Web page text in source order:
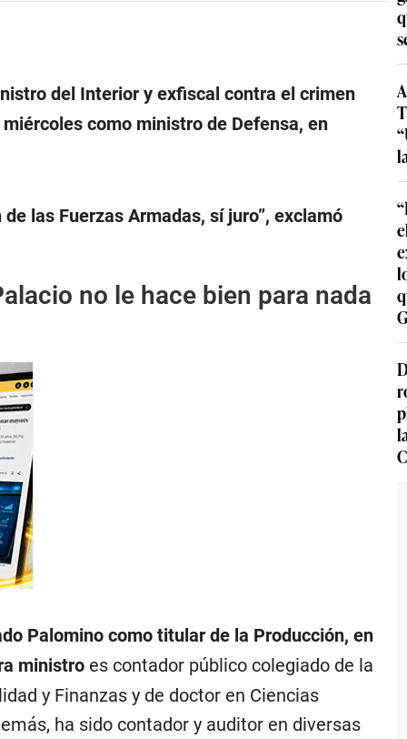
del Interior y exfiscal contra el crimen
como ministro de Defensa, en
las Fuerzas Armadas, sí juro”, exclamó
no le hace bien para nada
Palomino como titular de la Producción, en
ministro es contador público colegiado de la
y Finanzas y de doctor en Ciencias
ha sido contador y auditor en diversas